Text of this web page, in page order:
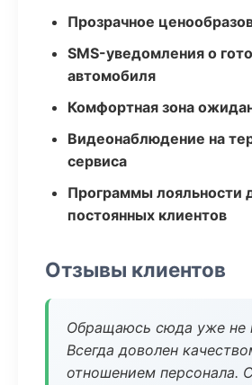
Прозрачное
SMS-уведомления о
автомобиля
Комфортная зона
Видеонаблюдение на
сервиса
Программы лояльности
постоянных клиентов
Отзывы клиентов
Обращаюсь сюда уже не
Всегда доволен
отношением персонала.